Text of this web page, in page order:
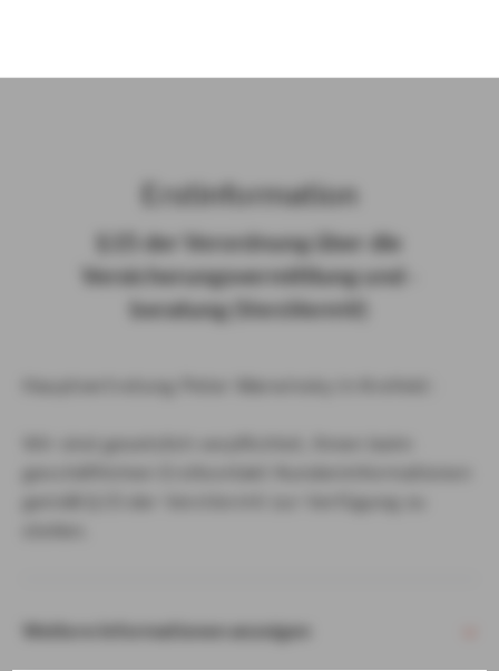
Erst­in­for­ma­ti­on
§ 15 der Ver­ord­nung über die
Ver­si­che­rungs­ver­mitt­lung und -​
beratung (Vers­VermV)
Weitere Informationen anzeigen